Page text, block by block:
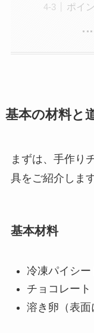
ポイ
基本の材料と
まずは、手作り
具をご紹介します
基本材料
冷凍パイシー
チョコレート
溶き卵（表面